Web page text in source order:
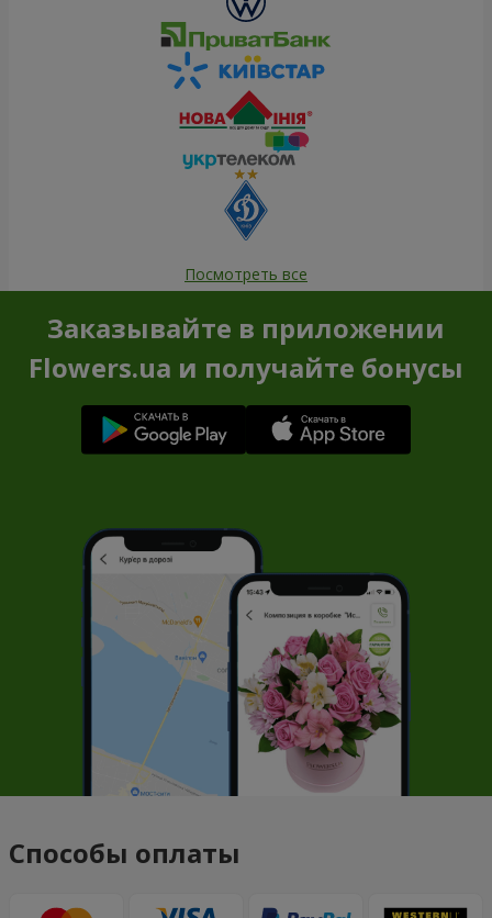
Посмотреть все
Заказывайте в приложении
Flowers.ua и получайте бонусы
Способы оплаты